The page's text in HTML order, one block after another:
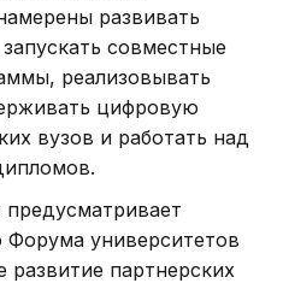
развивать
совместные
реализовывать
цифровую
вузов и работать над
университетов
партнерских